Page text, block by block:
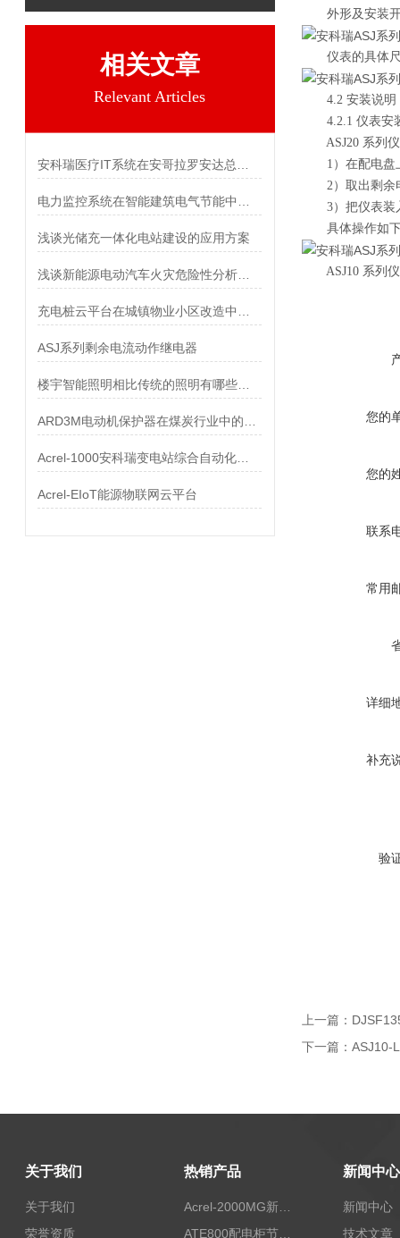
相关文章
Relevant Articles
浅谈光储充一体化电站建设的应用方案
ASJ系列剩余电流动作继电器
Acrel-EIoT能源物联网云平台
外形及安装开
仪表的具体尺
4.2 安装说明
4.2.1 仪表安
ASJ20 系列仪
1）在配电盘上
2）取出剩余
3）把仪表装入
具体操作如下
ASJ10 系列仪
您的
您的
联系
常用
详细
补充
验
上一篇：
下一篇： ASJ10-
关于我们
关于我们
荣誉资质
热销产品
Acrel-2000MG新能源消纳安科瑞微电网能量管理系统
ATE800配电柜节点无线测温/表带捆绑/无源感应取电
新闻中心
新闻中心
技术文章